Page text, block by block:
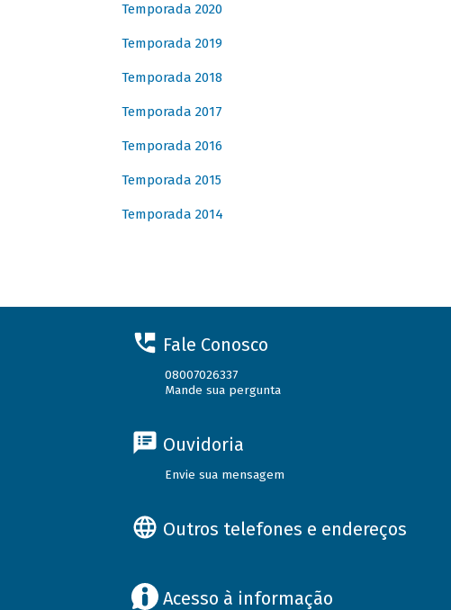
Temporada 2020
Temporada 2019
Temporada 2018
Temporada 2017
Temporada 2016
Temporada 2015
Temporada 2014
Fale Conosco
08007026337
Mande sua pergunta
Ouvidoria
Envie sua mensagem
Outros telefones e endereços
Acesso à informação